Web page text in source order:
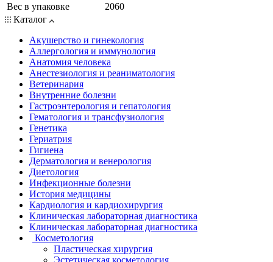
Вес в упаковке
2060
Каталог
Акушерство и гинекология
Аллергология и иммунология
Анатомия человека
Анестезиология и реаниматология
Ветеринария
Внутренние болезни
Гастроэнтерология и гепатология
Гематология и трансфузиология
Генетика
Гериатрия
Гигиена
Дерматология и венерология
Диетология
Инфекционные болезни
История медицины
Кардиология и кардиохирургия
Клиническая лабораторная диагностика
Клиническая лабораторная диагностика
Косметология
Пластическая хирургия
Эстетическая косметология